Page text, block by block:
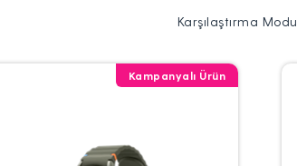
Karşılaştırma Modu
Kampanyalı Ürün